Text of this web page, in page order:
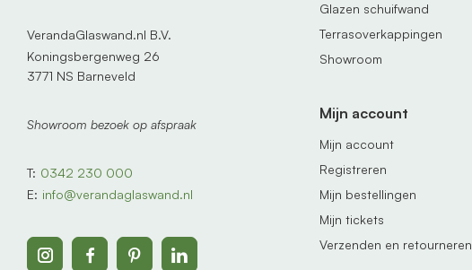
VerandaGlaswand.nl B.V.
Koningsbergenweg 26
3771 NS Barneveld
Showroom bezoek op afspraak
T: 0342 230 000
E: info@verandaglaswand.nl
Glazen schuifwand
Terrasoverkappingen
Showroom
Mijn account
Mijn account
Registreren
Mijn bestellingen
Mijn tickets
Verzenden en retourneren